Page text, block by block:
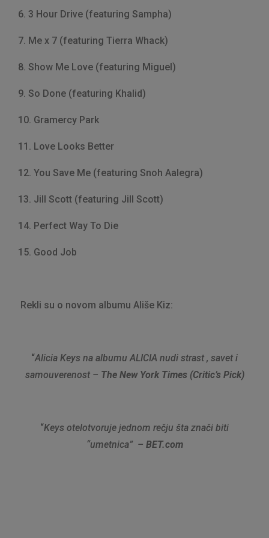
6. 3 Hour Drive (featuring Sampha)
7. Me x 7 (featuring Tierra Whack)
8. Show Me Love (featuring Miguel)
9. So Done (featuring Khalid)
10. Gramercy Park
11. Love Looks Better
12. You Save Me (featuring Snoh Aalegra)
13. Jill Scott (featuring Jill Scott)
14. Perfect Way To Die
15. Good Job
Rekli su o novom albumu Ališe Kiz:
“Alicia Keys na albumu ALICIA nudi strast , savet i
samouverenost – The New York Times (Critic’s Pick)
“Keys otelotvoruje jednom rečju šta znači biti
“umetnica” – BET.com